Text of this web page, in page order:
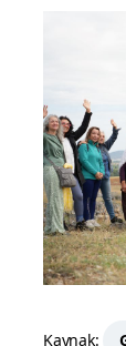
Kaynak: